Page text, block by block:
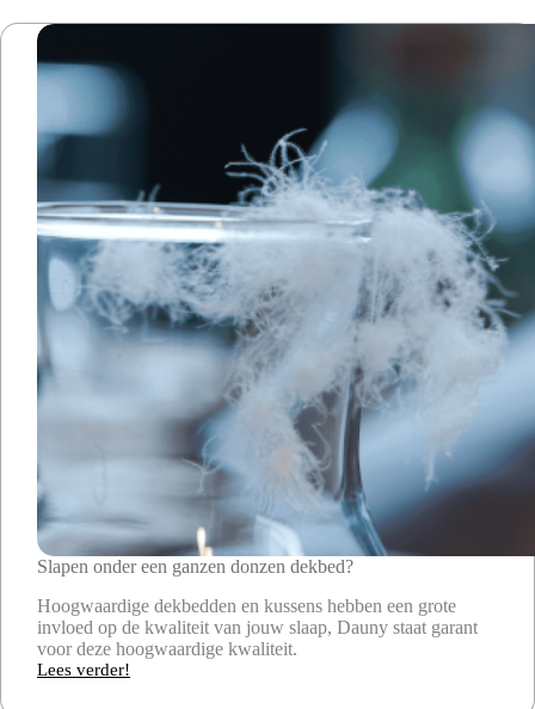
Slapen onder een ganzen donzen dekbed?
Hoogwaardige dekbedden en kussens hebben een grote
invloed op de kwaliteit van jouw slaap, Dauny staat garant
voor deze hoogwaardige kwaliteit.
Lees verder!
Slapen